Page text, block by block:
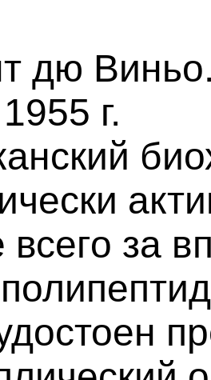
дю
г.
всего за